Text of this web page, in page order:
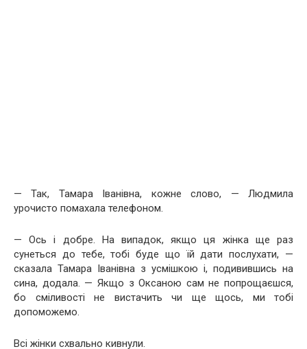
— Так, Тамара Іванівна, кожне слово, — Людмила
урочисто помахала телефоном.
— Ось і добре. На випадок, якщо ця жінка ще раз
сунеться до тебе, тобі буде що їй дати послухати, —
сказала Тамара Іванівна з усмішкою і, подивившись на
сина, додала. — Якщо з Оксаною сам не попрощаєшся,
бо сміливості не вистачить чи ще щось, ми тобі
допоможемо.
Всі жінки схвально кивнули.